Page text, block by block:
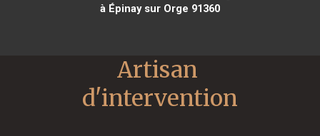
à Épinay sur Orge 91360
Artisan
d'intervention